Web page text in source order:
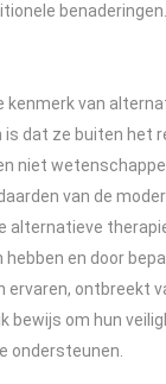
benaderingen.
kenmerk van
is dat ze buiten het
niet
van de
alternatieve
en door
ontbreekt
bewijs om hun
ondersteunen.